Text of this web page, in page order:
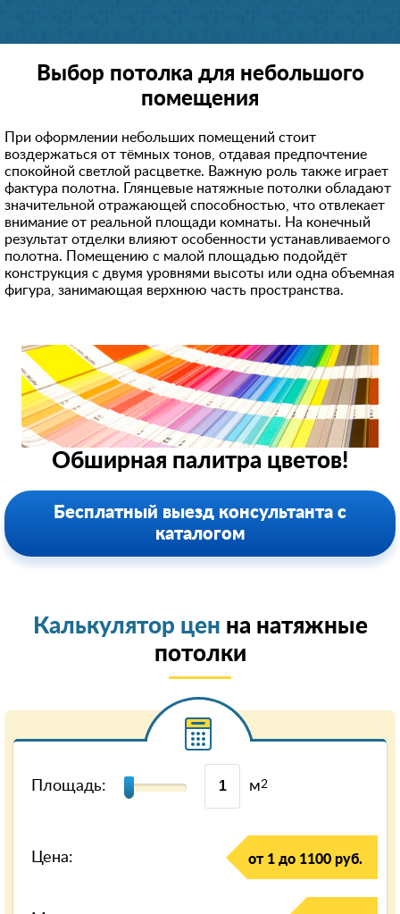
Выбор потолка для небольшого
помещения
При оформлении небольших помещений стоит
воздержаться от тёмных тонов, отдавая предпочтение
спокойной светлой расцветке. Важную роль также играет
фактура полотна. Глянцевые натяжные потолки обладают
значительной отражающей способностью, что отвлекает
внимание от реальной площади комнаты. На конечный
результат отделки влияют особенности устанавливаемого
полотна. Помещению с малой площадью подойдёт
конструкция с двумя уровнями высоты или одна объемная
фигура, занимающая верхнюю часть пространства.
Обширная палитра цветов!
Бесплатный выезд консультанта с
каталогом
Калькулятор цен на натяжные
потолки
Площадь: м2
Цена: от 1 до 1100 руб.